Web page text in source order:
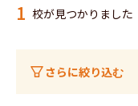
1 校が見つかりました
さらに絞り込む